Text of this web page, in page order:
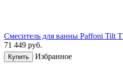
Смеситель для ванны Paffoni Tilt
71 449 руб.
Купить Избранное